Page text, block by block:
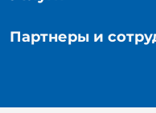
Партнеры и